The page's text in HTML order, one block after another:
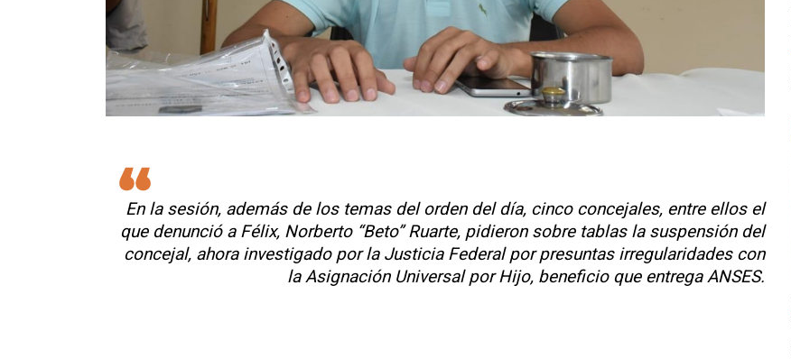
En la sesión, además de los temas del orden del día, cinco concejales, entre ellos el
que denunció a Félix, Norberto “Beto” Ruarte, pidieron sobre tablas la suspensión del
concejal, ahora investigado por la Justicia Federal por presuntas irregularidades con
la Asignación Universal por Hijo, beneficio que entrega ANSES.